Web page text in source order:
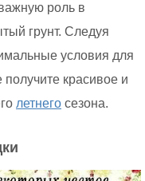
роль в
грунт. Следуя
условия для
получите красивое и
летнего сезона.